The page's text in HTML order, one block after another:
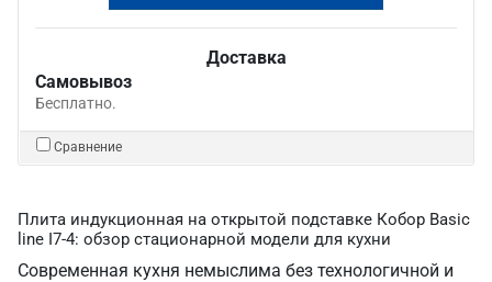
Доставка
Самовывоз
Бесплатно.
Сравнение
Плита индукционная на открытой подставке Кобор Basic
line I7-4: обзор стационарной модели для кухни
Современная кухня немыслима без технологичной и